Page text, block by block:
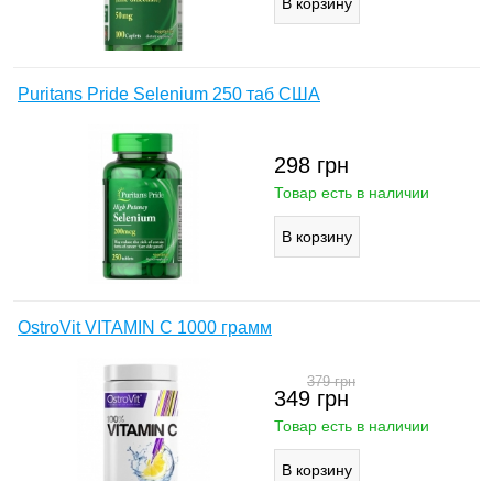
Puritans Pride Selenium 250 таб США
298 грн
Товар есть в наличии
OstroVit VITAMIN C 1000 грамм
349 грн
379грн
Товар есть в наличии